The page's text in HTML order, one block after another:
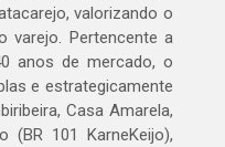
valorizando o
varejo. Pertencente a
anos de mercado, o
e estrategicamente
Casa Amarela,
(BR 101 KarneKeijo),